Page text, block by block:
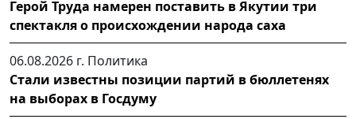
Герой Труда намерен поставить в Якутии три
спектакля о происхождении народа саха
06.08.2026 г. Политика
Стали известны позиции партий в бюллетенях
на выборах в Госдуму